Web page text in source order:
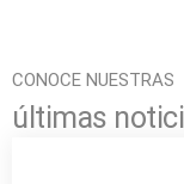
CONOCE NUESTRAS
últimas